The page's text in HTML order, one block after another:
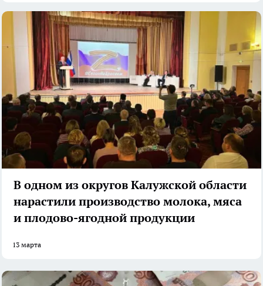
В одном из округов Калужской области
нарастили производство молока, мяса
и плодово-ягодной продукции
13 марта